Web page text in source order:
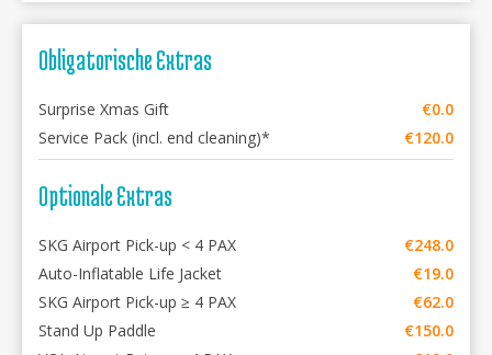
Obligatorische Extras
Surprise Xmas Gift
€0.0
Service Pack (incl. end cleaning)*
€120.0
Optionale Extras
SKG Airport Pick-up < 4 PAX
€248.0
Auto-Inflatable Life Jacket
€19.0
SKG Airport Pick-up ≥ 4 PAX
€62.0
Stand Up Paddle
€150.0